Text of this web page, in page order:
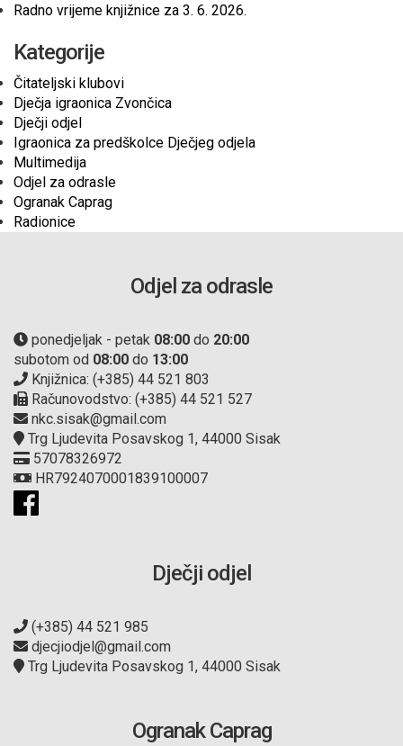
Radno vrijeme knjižnice za 3. 6. 2026.
Kategorije
Čitateljski klubovi
Dječja igraonica Zvončica
Dječji odjel
Igraonica za predškolce Dječjeg odjela
Multimedija
Odjel za odrasle
Ogranak Caprag
Radionice
Odjel za odrasle
ponedjeljak - petak 08:00 do 20:00
subotom od 08:00 do 13:00
Knjižnica: (+385) 44 521 803
Računovodstvo: (+385) 44 521 527
nkc.sisak@gmail.com
Trg Ljudevita Posavskog 1, 44000 Sisak
57078326972
HR7924070001839100007
Dječji odjel
(+385) 44 521 985
djecjiodjel@gmail.com
Trg Ljudevita Posavskog 1, 44000 Sisak
Ogranak Caprag